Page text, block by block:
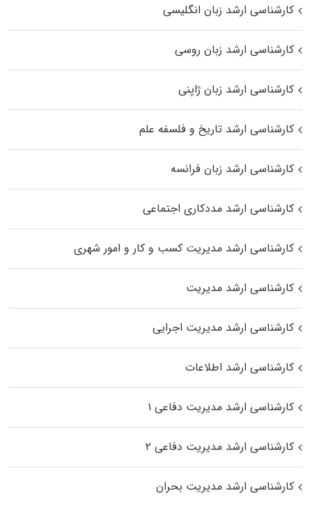
کارشناسی ارشد زبان انگلیسی
کارشناسی ارشد زبان روسی
کارشناسی ارشد زبان ژاپنی
کارشناسی ارشد تاریخ و فلسفه علم
کارشناسی ارشد زبان فرانسه
کارشناسی ارشد مددکاری اجتماعی
کارشناسی ارشد مدیریت کسب و کار و امور شهری
کارشناسی ارشد مدیریت
کارشناسی ارشد مدیریت اجرایی
کارشناسی ارشد اطلاعات
کارشناسی ارشد مدیریت دفاعی ۱
کارشناسی ارشد مدیریت دفاعی ۲
کارشناسی ارشد مدیریت بحران